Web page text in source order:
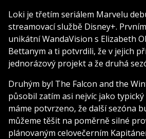
Loki je třetím seriálem Marvelu
streamovací službě Disney+.
unikátní WandaVision s Elizabeth
Bettanym a ti potvrdili, že v jejich
jednorázový projekt a že druhá
Druhým byl The Falcon and the
působil zatím asi nejvíc jako
máme potvrzeno, že další sezóna
můžeme těšit na poměrně silné
plánovaným celovečerním